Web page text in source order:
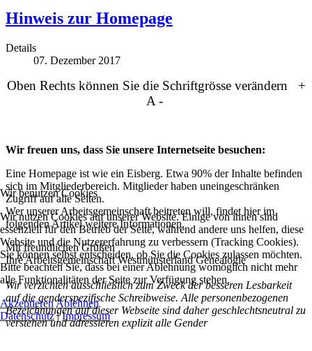
Hinweis zur Homepage
Details
07. Dezember 2017
Oben Rechts können Sie die Schriftgrösse verändern +
A -
Wir freuen uns, dass Sie unsere Internetseite besuchen:
Eine Homepage ist wie ein Eisberg. Etwa 90% der Inhalte befinden
sich im Mitgliederbereich. Mitglieder haben uneingeschränken
Zugriff auf alle Seiten.
Wer unserer Arbeitsgemeinschaft beitreten will, findet hier im
folgenden Artikel weitere Informationen.
Mit freundlichen Grüßen
Ihre Arbeitsgemeinschaft Westmünsterland Genealogie
Wir verzichten ausschließlich zum Zweck der besseren Lesbarkeit
auf die genderspezifische Schreibweise. Alle personenbezogenen
Bezeichnungen auf dieser Webseite sind daher geschlechtsneutral zu
verstehen und adressieren explizit alle Gender
Wir benutzen Cookies
Wir nutzen Cookies auf unserer Website. Einige von ihnen sind
essenziell für den Betrieb der Seite, während andere uns helfen, diese
Website und die Nutzererfahrung zu verbessern (Tracking Cookies).
Sie können selbst entscheiden, ob Sie die Cookies zulassen möchten.
Bitte beachten Sie, dass bei einer Ablehnung womöglich nicht mehr
alle Funktionalitäten der Seite zur Verfügung stehen.
AkzeptierenAblehnen
Datenschutz|Impressum